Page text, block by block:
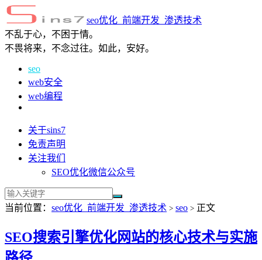
seo优化_前端开发_渗透技术
不乱于心，不困于情。
不畏将来，不念过往。如此，安好。
seo
web安全
web编程
关于sins7
免责声明
关注我们
SEO优化微信公众号
当前位置： seo优化_前端开发_渗透技术 > seo > 正文
SEO搜索引擎优化网站的核心技术与实施